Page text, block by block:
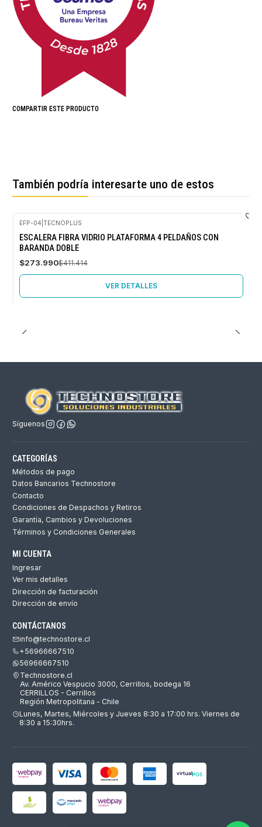
COMPARTIR ESTE PRODUCTO
También podría interesarte uno de estos
-33%
OFF
EFP-04 TECNOPLUS
ESCALERA FIBRA VIDRIO PLATAFORMA 4 PELDAÑOS CON
BARANDA DOBLE
$273.990$411.414
VER DETALLES
Síguenos
CATEGORÍAS
Métodos de pago
Datos Bancarios Technostore
Contacto
Condiciones de Despachos y Retiros
Garantía, Cambios y Devoluciones
Términos y Condiciones Generales
MI CUENTA
Ingresar
Ver mis detalles
Dirección de facturación
Dirección de envío
CONTÁCTANOS
info@technostore.cl
+56966667510
56966667510
Technostore.cl
Av. Américo Vespucio 3000, Cerrillos, bodega 16
CERRILLOS - Cerrillos
Región Metropolitana - Chile
Lunes, Martes, Miércoles y Jueves 8:30 a 17:00 hrs. Viernes de
8:30 a 15:30hrs.